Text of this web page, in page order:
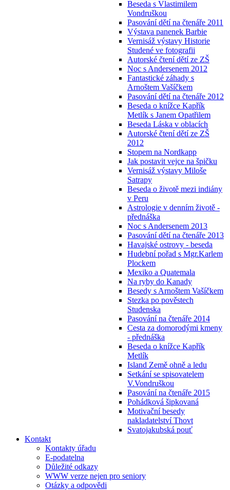
Beseda s Vlastimilem
Vondruškou
Pasování dětí na čtenáře 2011
Výstava panenek Barbie
Vernisáž výstavy Historie
Studené ve fotografii
Autorské čtení dětí ze ZŠ
Noc s Andersenem 2012
Fantastické záhady s
Arnoštem Vašíčkem
Pasování dětí na čtenáře 2012
Beseda o knížce Kapřík
Metlík s Janem Opatřilem
Beseda Láska v oblacích
Autorské čtení dětí ze ZŠ
2012
Stopem na Nordkapp
Jak postavit vejce na špičku
Vernisáž výstavy Miloše
Satrapy
Beseda o životě mezi indiány
v Peru
Astrologie v denním životě -
přednáška
Noc s Andersenem 2013
Pasování dětí na čtenáře 2013
Havajské ostrovy - beseda
Hudební pořad s Mgr.Karlem
Plockem
Mexiko a Quatemala
Na ryby do Kanady
Besedy s Arnoštem Vašíčkem
Stezka po pověstech
Studenska
Pasování na čtenáře 2014
Cesta za domorodými kmeny
- přednáška
Beseda o knížce Kapřík
Metlík
Island Země ohně a ledu
Setkání se spisovatelem
V.Vondruškou
Pasování na čtenáře 2015
Pohádková šipkovaná
Motivační besedy
nakladatelství Thovt
Svatojakubská pouť
Kontakt
Kontakty úřadu
E-podatelna
Důležité odkazy
WWW verze nejen pro seniory
Otázky a odpovědi